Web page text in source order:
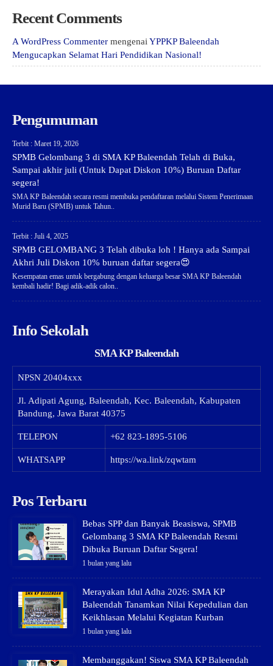
Recent Comments
A WordPress Commenter mengenai YPPKP Baleendah
Mengucapkan Selamat Hari Pendidikan Nasional!
Pengumuman
Terbit : Maret 19, 2026
SPMB Gelombang 3 di SMA KP Baleendah Telah di Buka,
Sampai akhir juli (Untuk Dapat Diskon 10%) Buruan Daftar
segera!
SMA KP Baleendah secara resmi membuka pendaftaran melalui Sistem Penerimaan
Murid Baru (SPMB) untuk Tahun..
Terbit : Juli 4, 2025
SPMB GELOMBANG 3 Telah dibuka loh ! Hanya ada Sampai
Akhri Juli Diskon 10% buruan daftar segera😍
Kesempatan emas untuk bergabung dengan keluarga besar SMA KP Baleendah
kembali hadir! Bagi adik-adik calon..
Info Sekolah
SMA KP Baleendah
NPSN 20404xxx
Jl. Adipati Agung, Baleendah, Kec. Baleendah, Kabupaten
Bandung, Jawa Barat 40375
TELEPON +62 823-1895-5106
WHATSAPP https://wa.link/zqwtam
Pos Terbaru
Bebas SPP dan Banyak Beasiswa, SPMB
Gelombang 3 SMA KP Baleendah Resmi
Dibuka Buruan Daftar Segera!
1 bulan yang lalu
Merayakan Idul Adha 2026: SMA KP
Baleendah Tanamkan Nilai Kepedulian dan
Keikhlasan Melalui Kegiatan Kurban
1 bulan yang lalu
Membanggakan! Siswa SMA KP Baleendah